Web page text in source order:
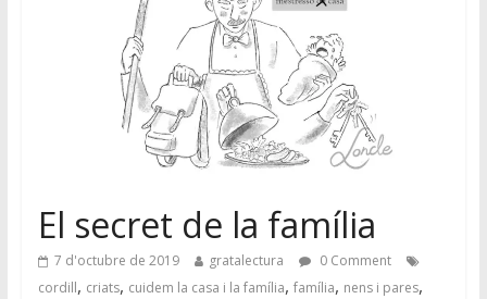
El secret de la família
7 d'octubre de 2019 gratalectura
0 Comment
cordill, criats, cuidem la casa i la família, família, nens i pares,